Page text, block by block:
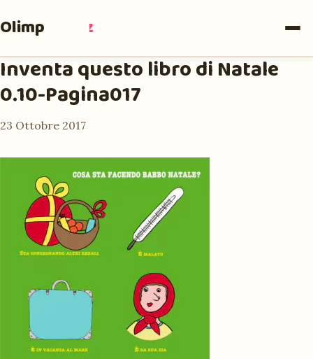
Olimpia Ruiz
Inventa questo libro di Natale
0.10-Pagina017
23 Ottobre 2017